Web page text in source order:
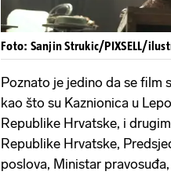
Foto: Sanjin Strukic/PIXSELL/
Poznato je jedino da se film
kao što su Kaznionica u
Republike Hrvatske, i
Republike Hrvatske,
poslova, Ministar